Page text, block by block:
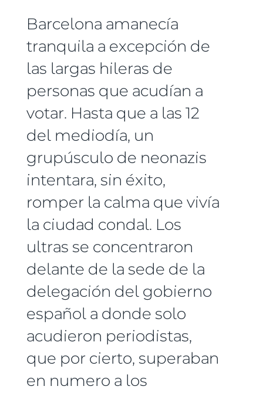
Barcelona amanecía
tranquila a excepción de
las largas hileras de
personas que acudían a
votar. Hasta que a las 12
del mediodía, un
grupúsculo de neonazis
intentara, sin éxito,
romper la calma que vivía
la ciudad condal. Los
ultras se concentraron
delante de la sede de la
delegación del gobierno
español a donde solo
acudieron periodistas,
que por cierto, superaban
en numero a los